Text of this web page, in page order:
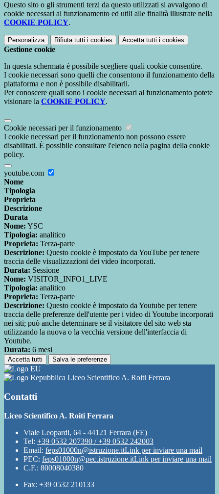
Questo sito o gli strumenti terzi da questo utilizzati si avvalgono di
cookie necessari al funzionamento ed utili alle finalità illustrate nella
COOKIE POLICY.
Personalizza Rifiuta tutti i cookies Accetta tutti i cookies
Gestione cookie
In questa schermata è possibile scegliere quali cookie consentire.
I cookie necessari sono quelli che consentono il funzionamento della
piattaforma e non è possibile disabilitarli.
Per conoscere quali sono i cookie necessari al funzionamento potete
visionare la COOKIE POLICY.
Cookie necessari per il funzionamento
I cookie necessari per il funzionamento non possono essere
disabilitati. È possibile consultare l'elenco nella pagina della cookie
policy.
youtube.com
Nome
Tipologia
Proprieta
Descrizione
Durata
Nome: YSC
Tipologia: analitico
Proprieta: Terza-parte
Descrizione: Questo cookie è impostato da YouTube per tenere
traccia delle visualizzazioni dei video incorporati.
Durata: Sessione
Nome: VISITOR_INFO1_LIVE
Tipologia: analitico
Proprieta: Terza-parte
Descrizione: Questo cookie è impostato da Youtube per tenere
traccia delle preferenze dell'utente per i video di Youtube incorporati
nei siti; può anche determinare se il visitatore del sito web sta
utilizzando la nuova o la vecchia versione dell'interfaccia di
Youtube.
Durata: 6 mesi
Accetta tutti Salva le preferenze
Liceo Scientifico A. Roiti Ferrara
Contatti
Liceo Scientifico A. Roiti Ferrara
Viale Leopardi, 64 - 44121 Ferrara (FE)
Tel: +39 0532 207390 / +39 0532 242003
Email: feps01000n@istruzione.itLink per inviare una mail
PEC: feps01000n@pec.istruzione.itLink per inviare una mail
C.F.: 80008040380
Fax: +39 0532 210133